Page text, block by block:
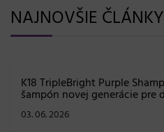
NAJNOVŠIE ČLÁNKY